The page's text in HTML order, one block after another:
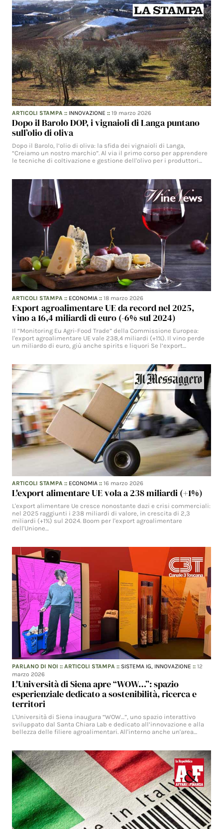
ARTICOLI STAMPA :: INNOVAZIONE ::19 marzo 2026
Dopo il Barolo DOP, i vignaioli di Langa puntano
sull’olio di oliva
Dopo il Barolo, l’olio di oliva: la sfida dei vignaioli di Langa,
“Creiamo un nostro marchio”. Al via il primo corso per apprendere
le tecniche di coltivazione e gestione dell'olivo per i produttori…
ARTICOLI STAMPA :: ECONOMIA ::18 marzo 2026
Export agroalimentare UE da record nel 2025,
vino a 16,4 miliardi di euro (-6% sul 2024)
Il “Monitoring Eu Agri-Food Trade” della Commissione Europea:
l'export agroalimentare UE vale 238,4 miliardi (+1%). Il vino perde
un miliardo di euro, giù anche spirits e liquori Se l’export…
ARTICOLI STAMPA :: ECONOMIA ::16 marzo 2026
L'export alimentare UE vola a 238 miliardi (+1%)
L'export alimentare Ue cresce nonostante dazi e crisi commerciali:
nel 2025 raggiunti i 238 miliardi di valore, in crescita di 2,3
miliardi (+1%) sul 2024. Boom per l'export agroalimentare
dell'Unione…
PARLANO DI NOI ::ARTICOLI STAMPA :: SISTEMA IG, INNOVAZIONE ::12
marzo 2026
L'Università di Siena apre “WOW…”: spazio
esperienziale dedicato a sostenibilità, ricerca e
territori
L'Università di Siena inaugura “WOW…”, uno spazio interattivo
sviluppato dal Santa Chiara Lab e dedicato all’innovazione e alla
bellezza delle filiere agroalimentari. All'interno anche un'area…